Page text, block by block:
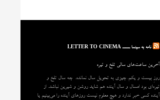
نامه به سینما ـــــ LETTER TO CINEMA
آخرین ساعت‌های سالی تلخ و تیره
روزِ بیست و یکم. چیزی به تحویل سال نمانده. چه سال تلخ و
تیره‌ای بود امسال و سال آینده هم شاید روشن و شیرین نباشد. از
آینده کسی خبر ندارد و هیچ معلوم نیست روزهای آینده را می‌بینیم یا